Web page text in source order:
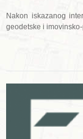
Nakon iskazanog
geodetske i